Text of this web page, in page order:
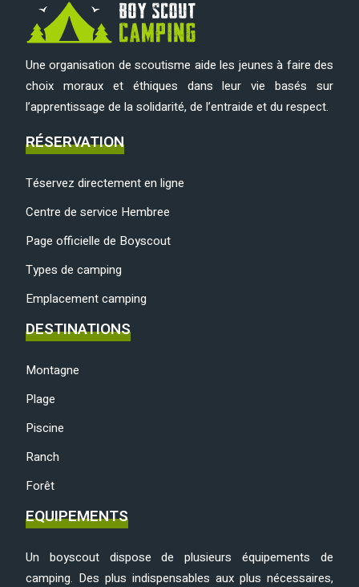
Une organisation de scoutisme aide les jeunes à faire des
choix moraux et éthiques dans leur vie basés sur
l’apprentissage de la solidarité, de l’entraide et du respect.
RÉSERVATION
Téservez directement en ligne
Centre de service Hembree
Page officielle de Boyscout
Types de camping
Emplacement camping
DESTINATIONS
Montagne
Plage
Piscine
Ranch
Forêt
EQUIPEMENTS
Un boyscout dispose de plusieurs équipements de
camping. Des plus indispensables aux plus nécessaires,